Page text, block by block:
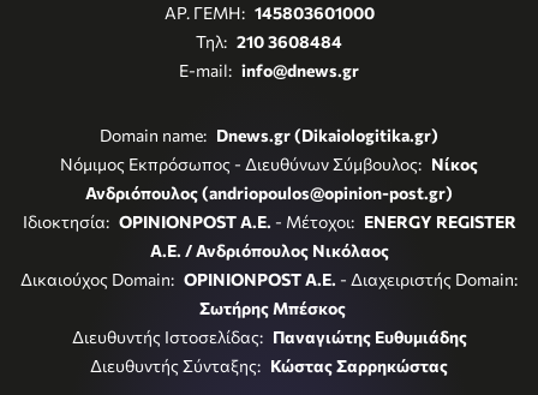
ΑΡ. ΓΕΜΗ: 145803601000
Τηλ: 210 3608484
E-mail: info@dnews.gr
Domain name: Dnews.gr (Dikaiologitika.gr)
Νόμιμος Εκπρόσωπος - Διευθύνων Σύμβουλος: Νίκος
Ανδριόπουλος (andriopoulos@opinion-post.gr)
Ιδιοκτησία: OPINIONPOST A.E. - Μέτοχοι: ENERGY REGISTER
Α.Ε. / Ανδριόπουλος Νικόλαος
Δικαιούχος Domain: OPINIONPOST A.E. - Διαχειριστής Domain:
Σωτήρης Μπέσκος
Διευθυντής Ιστοσελίδας: Παναγιώτης Ευθυμιάδης
Διευθυντής Σύνταξης: Κώστας Σαρρηκώστας